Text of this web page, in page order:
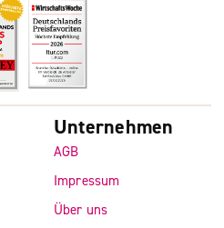
Unternehmen
AGB
Impressum
Über uns